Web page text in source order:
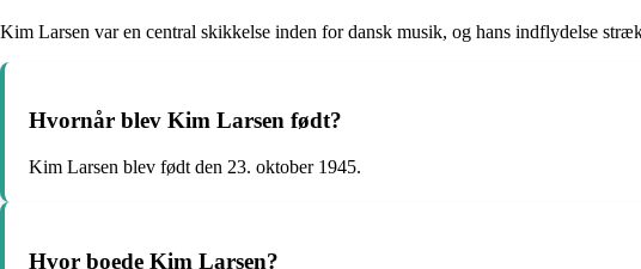
Kim Larsen var en central skikkelse inden for dansk musik, og hans indflydelse
Hvornår blev Kim Larsen født?
Kim Larsen blev født den 23. oktober 1945.
Hvor boede Kim Larsen?